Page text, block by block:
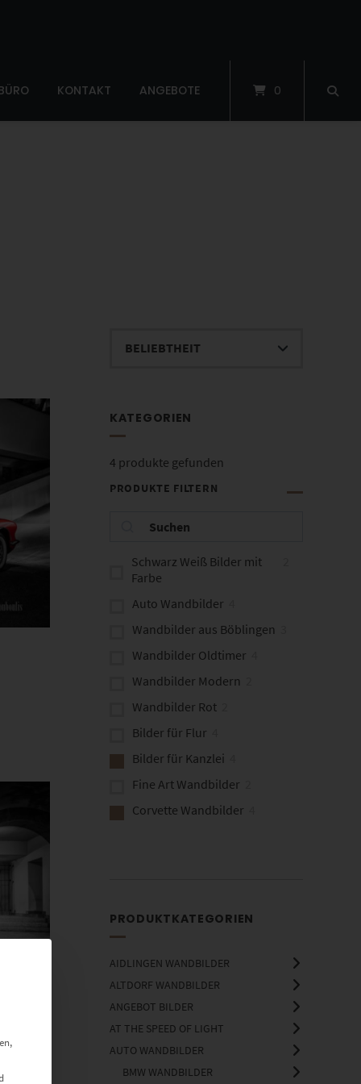
KONTAKT ANGEBOTE 0
KATEGORIEN
4 produkte gefunden
PRODUKTE FILTERN
Schwarz Weiß Bilder mit
Farbe
Auto Wandbilder
Wandbilder aus Böblingen
Wandbilder Oldtimer
Wandbilder Modern
Wandbilder Rot
Bilder für Flur
Bilder für Kanzlei
Fine Art Wandbilder
Corvette Wandbilder
PRODUKTKATEGORIEN
AIDLINGEN WANDBILDER
ALTDORF WANDBILDER
ANGEBOT BILDER
AT THE SPEED OF LIGHT
AUTO WANDBILDER
BMW WANDBILDER